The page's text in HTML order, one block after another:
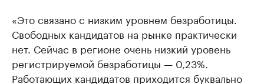
«Это связано с низким уровнем безработицы.
Свободных кандидатов на рынке практически
нет. Сейчас в регионе очень низкий уровень
регистрируемой безработицы — 0,23%.
Работающих кандидатов приходится буквально